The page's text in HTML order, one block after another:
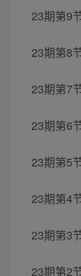
23期第9
23期第8
23期第7
23期第6
23期第5
23期第4
23期第3
23期第2